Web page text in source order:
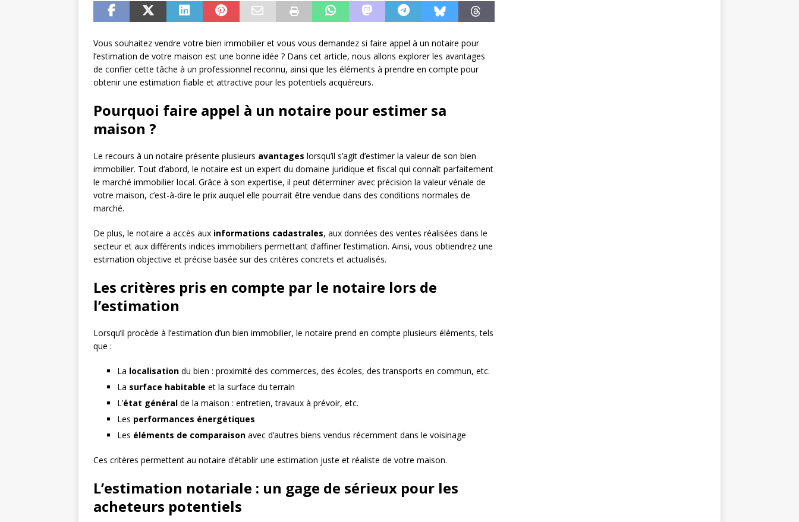
Vous souhaitez vendre votre bien immobilier et vous vous demandez si faire appel à un notaire pour
l’estimation de votre maison est une bonne idée ? Dans cet article, nous allons explorer les avantages
de confier cette tâche à un professionnel reconnu, ainsi que les éléments à prendre en compte pour
obtenir une estimation fiable et attractive pour les potentiels acquéreurs.
Pourquoi faire appel à un notaire pour estimer sa
maison ?
Le recours à un notaire présente plusieurs avantages lorsqu’il s’agit d’estimer la valeur de son bien
immobilier. Tout d’abord, le notaire est un expert du domaine juridique et fiscal qui connaît parfaitement
le marché immobilier local. Grâce à son expertise, il peut déterminer avec précision la valeur vénale de
votre maison, c’est-à-dire le prix auquel elle pourrait être vendue dans des conditions normales de
marché.
De plus, le notaire a accès aux informations cadastrales, aux données des ventes réalisées dans le
secteur et aux différents indices immobiliers permettant d’affiner l’estimation. Ainsi, vous obtiendrez une
estimation objective et précise basée sur des critères concrets et actualisés.
Les critères pris en compte par le notaire lors de
l’estimation
Lorsqu’il procède à l’estimation d’un bien immobilier, le notaire prend en compte plusieurs éléments, tels
que :
La localisation du bien : proximité des commerces, des écoles, des transports en commun, etc.
La surface habitable et la surface du terrain
L’état général de la maison : entretien, travaux à prévoir, etc.
Les performances énergétiques
Les éléments de comparaison avec d’autres biens vendus récemment dans le voisinage
Ces critères permettent au notaire d’établir une estimation juste et réaliste de votre maison.
L’estimation notariale : un gage de sérieux pour les
acheteurs potentiels